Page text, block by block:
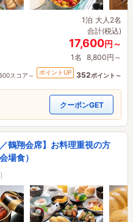
1泊 大人2名
合計(税込)
17,600円～
1名 8,800円～
スコア～ ポイントUP 352ポイント～
クーポンGET
鶴翔会席】お料理重視の方
場食）